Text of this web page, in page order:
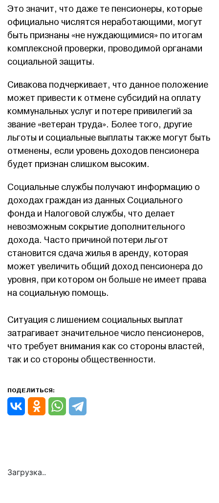
Это значит, что даже те пенсионеры, которые
официально числятся неработающими, могут
быть признаны «не нуждающимися» по итогам
комплексной проверки, проводимой органами
социальной защиты.
Сивакова подчеркивает, что данное положение
может привести к отмене субсидий на оплату
коммунальных услуг и потере привилегий за
звание «ветеран труда». Более того, другие
льготы и социальные выплаты также могут быть
отменены, если уровень доходов пенсионера
будет признан слишком высоким.
Социальные службы получают информацию о
доходах граждан из данных Социального
фонда и Налоговой службы, что делает
невозможным сокрытие дополнительного
дохода. Часто причиной потери льгот
становится сдача жилья в аренду, которая
может увеличить общий доход пенсионера до
уровня, при котором он больше не имеет права
на социальную помощь.
Ситуация с лишением социальных выплат
затрагивает значительное число пенсионеров,
что требует внимания как со стороны властей,
так и со стороны общественности.
ПОДЕЛИТЬСЯ:
Загрузка..